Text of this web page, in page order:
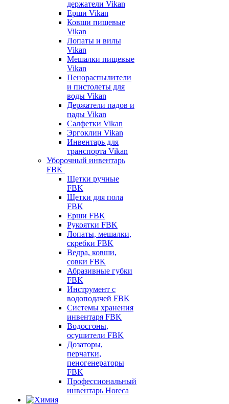
держатели Vikan
Ерши Vikan
Ковши пищевые
Vikan
Лопаты и вилы
Vikan
Мешалки пищевые
Vikan
Пенораспылители
и пистолеты для
воды Vikan
Держатели падов и
пады Vikan
Салфетки Vikan
Эргоклин Vikan
Инвентарь для
транспорта Vikan
Уборочный инвентарь
FBK
Щетки ручные
FBK
Щетки для пола
FBK
Ерши FBK
Рукоятки FBK
Лопаты, мешалки,
скребки FBK
Ведра, ковши,
совки FBK
Абразивные губки
FBK
Инструмент с
водоподачей FBK
Системы хранения
инвентаря FBK
Водосгоны,
осушители FBK
Дозаторы,
перчатки,
пеногенераторы
FBK
Профессиональный
инвентарь Horeca